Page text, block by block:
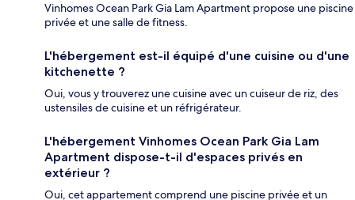
Vinhomes Ocean Park Gia Lam Apartment propose une piscine
privée et une salle de fitness.
L'hébergement est-il équipé d'une cuisine ou d'une
kitchenette ?
Oui, vous y trouverez une cuisine avec un cuiseur de riz, des
ustensiles de cuisine et un réfrigérateur.
L'hébergement Vinhomes Ocean Park Gia Lam
Apartment dispose-t-il d'espaces privés en
extérieur ?
Oui, cet appartement comprend une piscine privée et un